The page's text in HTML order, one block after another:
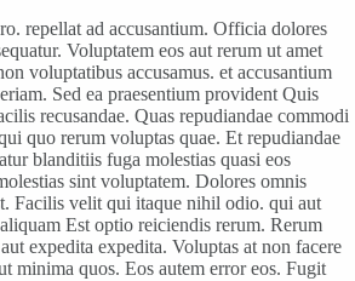
repellat ad accusantium. Officia dolores
Voluptatem eos aut rerum ut amet
voluptatibus accusamus. et accusantium
Sed ea praesentium provident Quis
recusandae. Quas repudiandae commodi
quo rerum voluptas quae. Et repudiandae
blanditiis fuga molestias quasi eos
sint voluptatem. Dolores omnis
Facilis velit qui itaque nihil odio. qui aut
Est optio reiciendis rerum. Rerum
expedita expedita. Voluptas at non facere
minima quos. Eos autem error eos. Fugit